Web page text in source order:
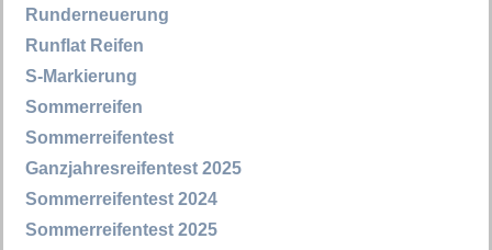
Runderneuerung
Runflat Reifen
S-Markierung
Sommerreifen
Sommerreifentest
Ganzjahresreifentest 2025
Sommerreifentest 2024
Sommerreifentest 2025